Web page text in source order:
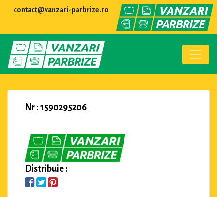
contact@vanzari-parbrize.ro
Nr : 1590295206
Distribuie :